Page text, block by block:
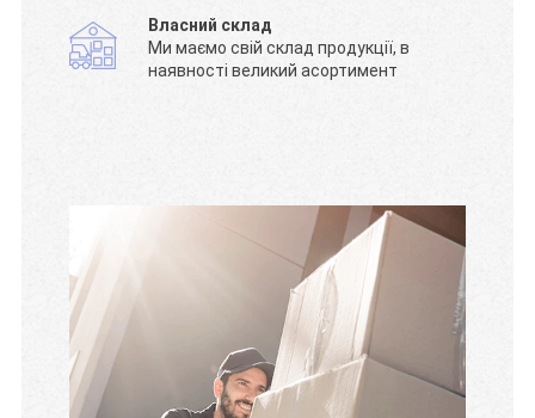
Власний склад
Ми маємо свій склад продукції, в
наявності великий асортимент